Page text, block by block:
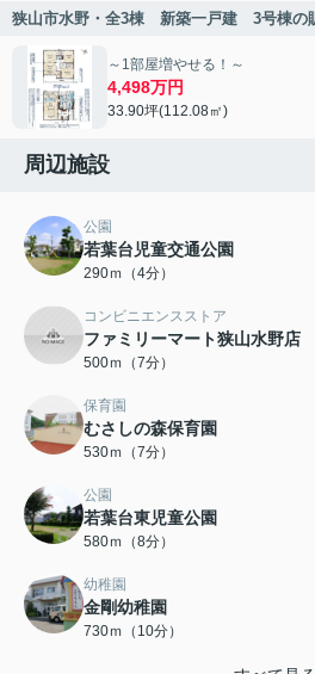
狭山市水野・全3棟 新築一戸建 3号棟の
～1部屋増やせる！～
4,498万円
33.90坪(112.08㎡)
周辺施設
公園
若葉台児童交通公園
290ｍ（4分）
コンビニエンスストア
ファミリーマート狭山水野店
500ｍ（7分）
保育園
むさしの森保育園
530ｍ（7分）
公園
若葉台東児童公園
580ｍ（8分）
幼稚園
金剛幼稚園
730ｍ（10分）